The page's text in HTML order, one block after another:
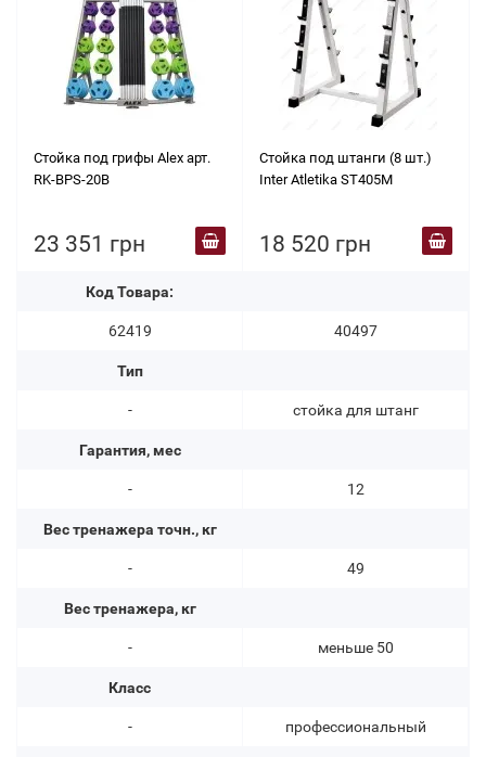
Стойка под грифы Alex арт.
RK-BPS-20B
23 351 грн
Код Товара:
62419
Тип
-
Гарантия, мес
-
Вес тренажера точн., кг
-
Вес тренажера, кг
-
Класс
-
Стойка под штанги (8 шт.)
Inter Atletika ST405M
18 520 грн
40497
стойка для штанг
12
49
меньше 50
профессиональный